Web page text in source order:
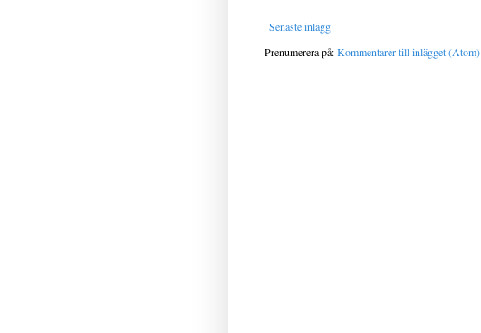
Senaste inlägg
Prenumerera på:Kommentarer till inlägget (Atom)